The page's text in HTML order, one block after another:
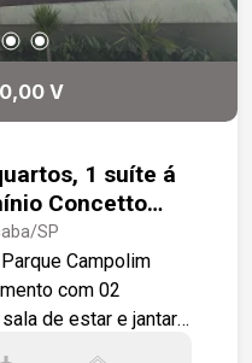
V
1 suíte á
Concetto
SP
Campolim
de estar e jantar,